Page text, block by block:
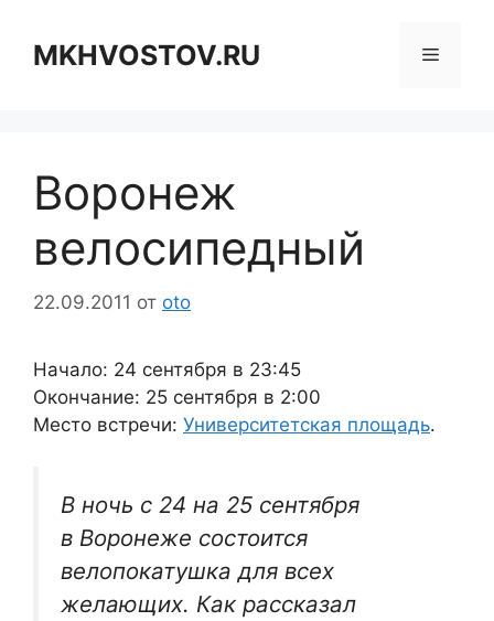
содержимому
MKHVOSTOV.RU Меню
Воронеж
велосипедный
22.09.2011 от oto
Начало: 24 сентября в 23:45
Окончание: 25 сентября в 2:00
Место встречи: Университетская площадь.
В ночь с 24 на 25 сентября
в Воронеже состоится
велопокатушка для всех
желающих. Как рассказал